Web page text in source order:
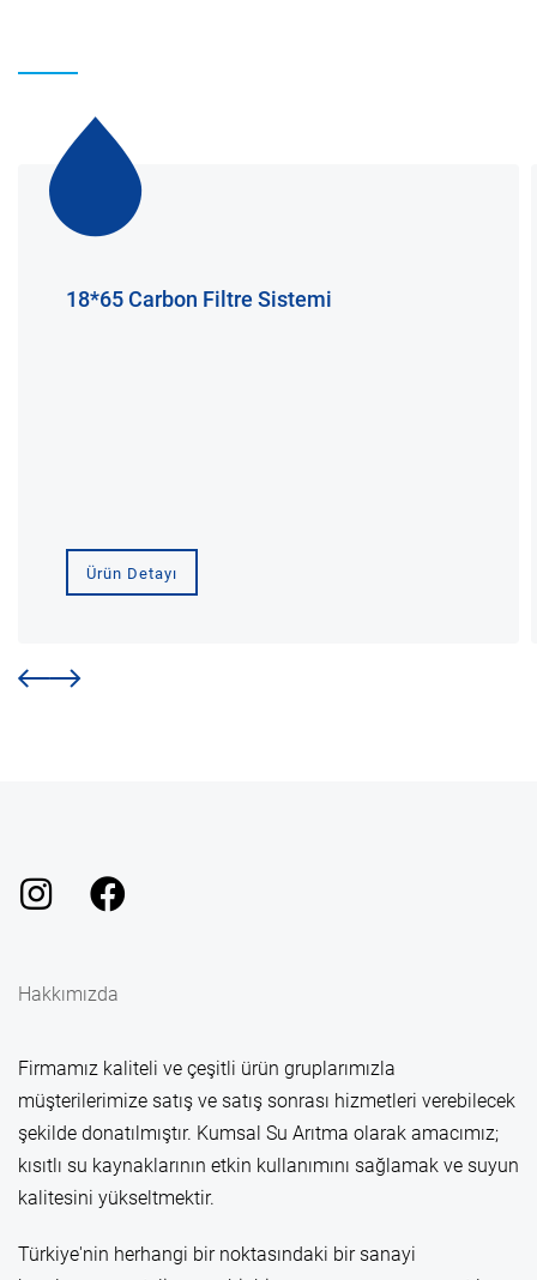
18*65 Carbon Filtre Sistemi
Ürün Detayı
Hakkımızda
Firmamız kaliteli ve çeşitli ürün gruplarımızla
müşterilerimize satış ve satış sonrası hizmetleri verebilecek
şekilde donatılmıştır. Kumsal Su Arıtma olarak amacımız;
kısıtlı su kaynaklarının etkin kullanımını sağlamak ve suyun
kalitesini yükseltmektir.
Türkiye'nin herhangi bir noktasındaki bir sanayi